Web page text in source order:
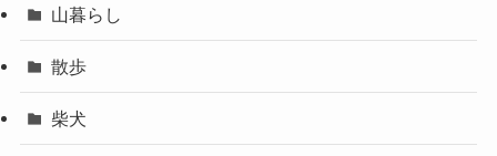
山暮らし
散歩
柴犬